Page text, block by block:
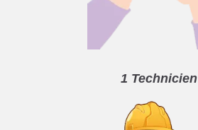
1 Technicien